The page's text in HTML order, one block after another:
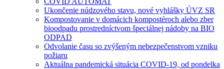
Ukončenie núdzového stavu, nové vyhlášky ÚVZ SR
Kompostovanie v domácich kompostéroch alebo zber
bioodpadu prostredníctvom špeciálnej nádoby na BIO
ODPAD
Odvolanie času so zvýšeným nebezpečenstvom vzniku
požiaru
Aktuálna pandemická situácia COVID-19, od pondelka